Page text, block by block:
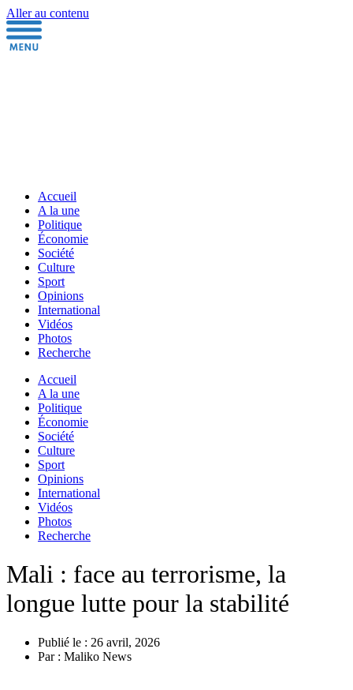
Aller au contenu
Accueil
A la une
Politique
Économie
Société
Culture
Sport
Opinions
International
Vidéos
Photos
Recherche
Accueil
A la une
Politique
Économie
Société
Culture
Sport
Opinions
International
Vidéos
Photos
Recherche
Mali : face au terrorisme, la
longue lutte pour la stabilité
Publié le : 26 avril, 2026
Par : Maliko News